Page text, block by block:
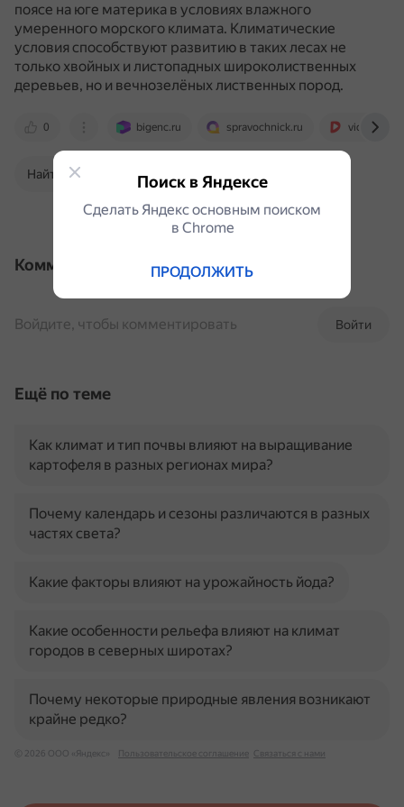
поясе на юге материка в условиях влажного
умеренного морского климата. Климатические
условия способствуют развитию в таких лесах не
только хвойных и листопадных широколиственных
деревьев, но и вечнозелёных лиственных пород.
0 bigenc.ru spravochnick.ru
Найти в Поиске
Комментарии
Войти
Войдите, чтобы комментировать
Ещё по теме
Как климат и тип почвы влияют на выращивание
картофеля в разных регионах мира?
Почему календарь и сезоны различаются в разных
частях света?
Какие факторы влияют на урожайность йода?
Какие особенности рельефа влияют на климат
городов в северных широтах?
Почему некоторые природные явления возникают
крайне редко?
© 2026 ООО «Яндекс» Пользовательское соглашение Связаться с нами
Поиск в Яндексе
Сделать Яндекс основным поиском
в Сhrome
ПРОДОЛЖИТЬ